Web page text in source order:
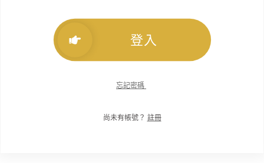
登入
忘記密碼
尚未有帳號？ 註冊